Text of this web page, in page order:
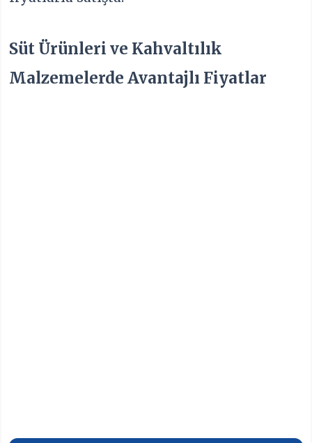
Süt Ürünleri ve Kahvaltılık
Malzemelerde Avantajlı Fiyatlar